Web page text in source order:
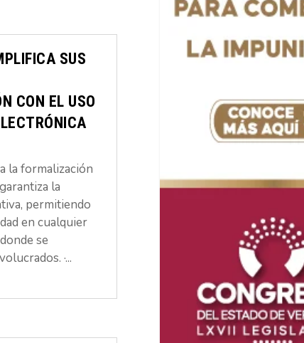
SUS
CON EL USO
la formalización
la
permitiendo
en cualquier
se
·...